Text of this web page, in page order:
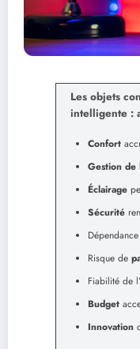
Les objets
intelligente :
Confort
Gestion de
Éclairage
Sécurité
Risque de
Fiabilité de l’
Budget
Innovation